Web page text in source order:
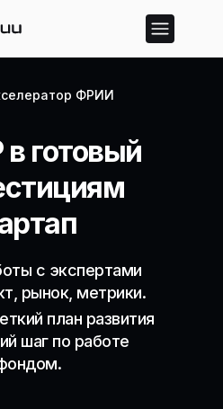
ФРИИ
в готовый
с экспертами
рынок, метрики.
план развития
шаг по работе